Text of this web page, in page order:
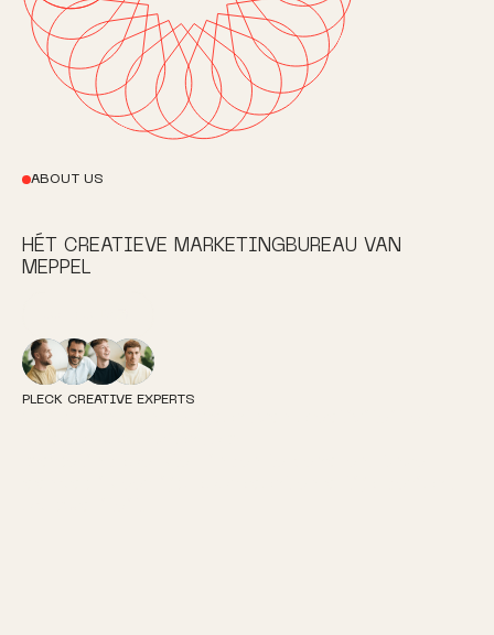
ABOUT US
PLECK CREATIVE EXPERTS
HÉT CREATIEVE MARKETINGBUREAU VAN
MEPPEL